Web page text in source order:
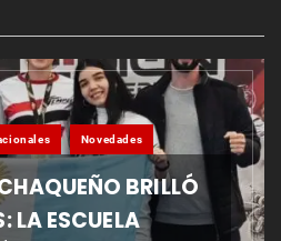
Novedades
BRILLÓ
LA ESCUELA